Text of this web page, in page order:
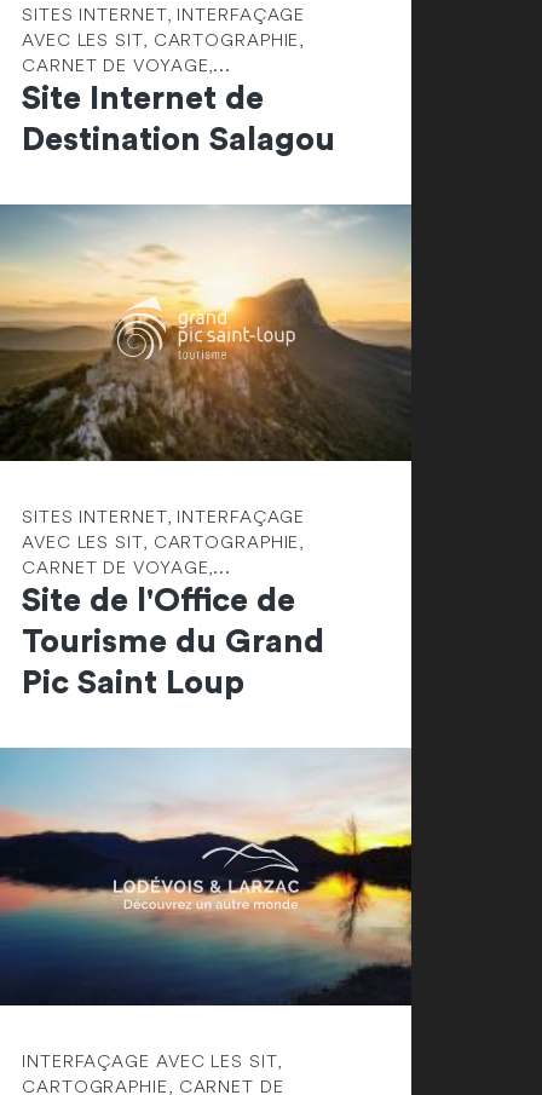
SITES INTERNET, INTERFAÇAGE
AVEC LES SIT, CARTOGRAPHIE,
CARNET DE VOYAGE,...
Site Internet de
Destination Salagou
SITES INTERNET, INTERFAÇAGE
AVEC LES SIT, CARTOGRAPHIE,
CARNET DE VOYAGE,...
Site de l'Office de
Tourisme du Grand
Pic Saint Loup
INTERFAÇAGE AVEC LES SIT,
CARTOGRAPHIE, CARNET DE